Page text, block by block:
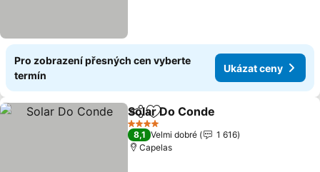
Pro zobrazení přesných cen vyberte
termín
Ukázat ceny
SdíletPřidat na seznam oblíbených
Solar Do Conde
4 Počet hvězdiček
8,1 Velmi dobré
1 616
Capelas